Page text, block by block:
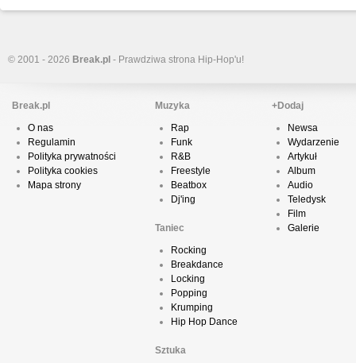
© 2001 - 2026 Break.pl - Prawdziwa strona Hip-Hop'u!
Break.pl
O nas
Regulamin
Polityka prywatności
Polityka cookies
Mapa strony
Muzyka
Rap
Funk
R&B
Freestyle
Beatbox
Dj'ing
Taniec
Rocking
Breakdance
Locking
Popping
Krumping
Hip Hop Dance
Sztuka
+Dodaj
Newsa
Wydarzenie
Artykuł
Album
Audio
Teledysk
Film
Galerie